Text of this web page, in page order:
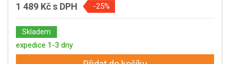
1 489 Kčs DPH -25%
Skladem
expedice 1-3 dny